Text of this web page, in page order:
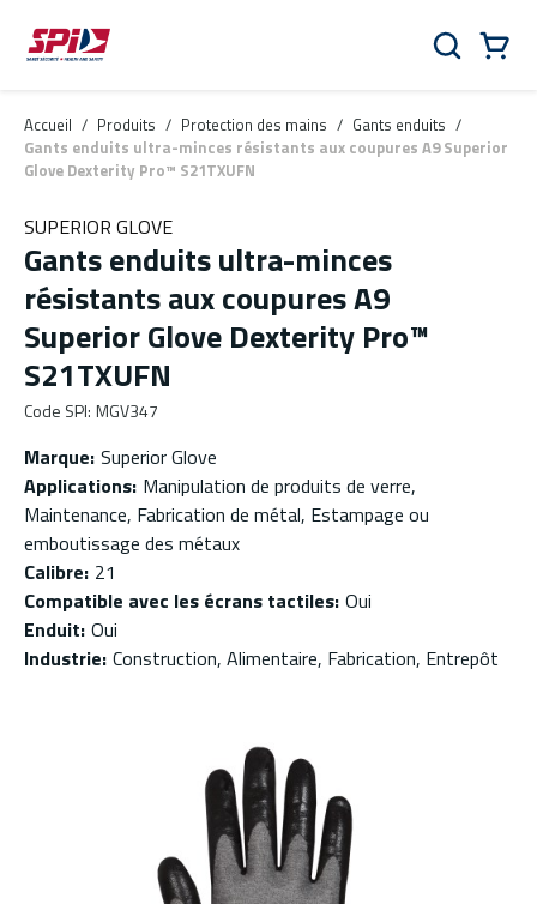
Aller au contenu principal
Skip to menu
Skip to footer
Rechercher
Accueil / Produits / Protection des mains / Gants enduits /
Gants enduits ultra-minces résistants aux coupures A9 Superior
Glove Dexterity Pro™ S21TXUFN
SUPERIOR GLOVE
Gants enduits ultra-minces
résistants aux coupures A9
Superior Glove Dexterity Pro™
S21TXUFN
Code SPI: MGV347
Marque: Superior Glove
Applications: Manipulation de produits de verre,
Maintenance, Fabrication de métal, Estampage ou
emboutissage des métaux
Calibre: 21
Compatible avec les écrans tactiles: Oui
Enduit: Oui
Industrie: Construction, Alimentaire, Fabrication, Entrepôt